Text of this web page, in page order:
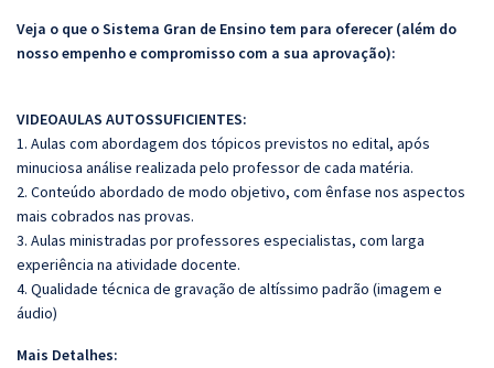
Veja o que o Sistema Gran de Ensino tem para oferecer (além do
nosso empenho e compromisso com a sua aprovação):
VIDEOAULAS AUTOSSUFICIENTES:
1. Aulas com abordagem dos tópicos previstos no edital, após
minuciosa análise realizada pelo professor de cada matéria.
2. Conteúdo abordado de modo objetivo, com ênfase nos aspectos
mais cobrados nas provas.
3. Aulas ministradas por professores especialistas, com larga
experiência na atividade docente.
4. Qualidade técnica de gravação de altíssimo padrão (imagem e
áudio)
Mais Detalhes: